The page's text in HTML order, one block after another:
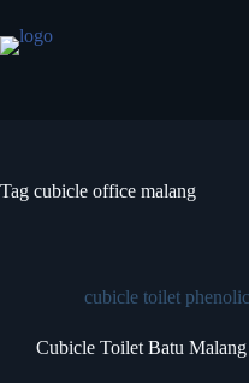
Tag cubicle office malang
cubicle toilet
Cubicle Toilet Batu Malang